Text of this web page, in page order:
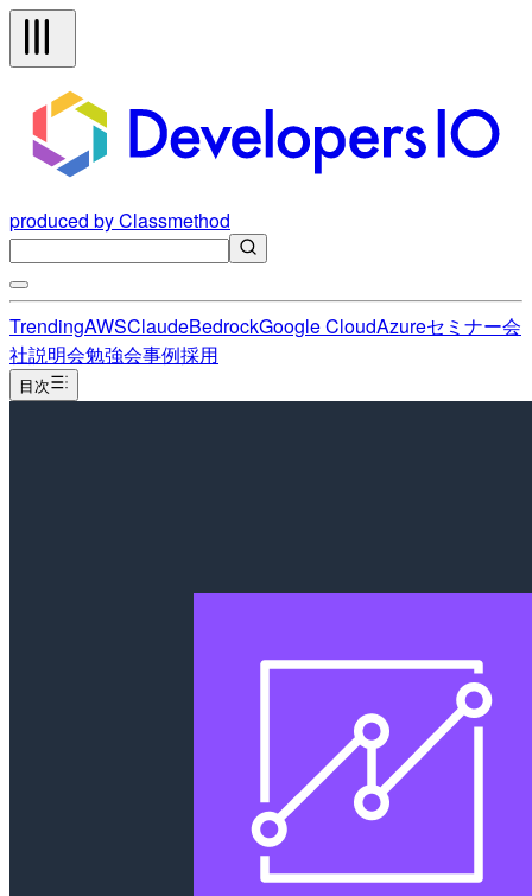
produced by Classmethod
TrendingAWSClaudeBedrockGoogle CloudAzureセミナー会
社説明会勉強会事例採用
目次